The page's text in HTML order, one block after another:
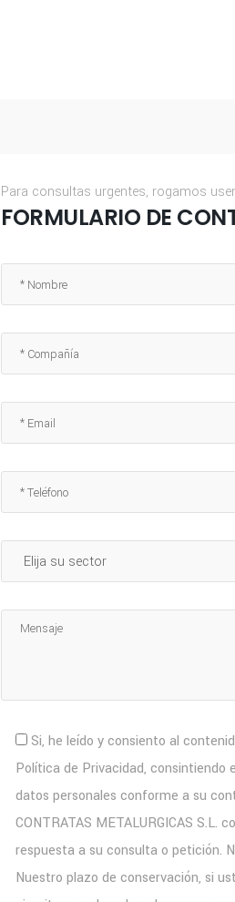
Para consultas urgentes, rogamos
FORMULARIO DE
Si, he leído y consiento al
Política de Privacidad,
datos personales conforme a su
CONTRATAS METALURGICAS S.L.
respuesta a su consulta o petición.
Nuestro plazo de conservación, si